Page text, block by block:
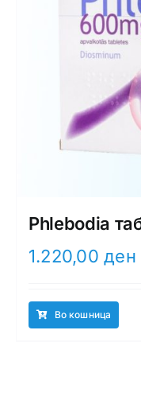
Phlebodia
1.220,00ден
Во кошница